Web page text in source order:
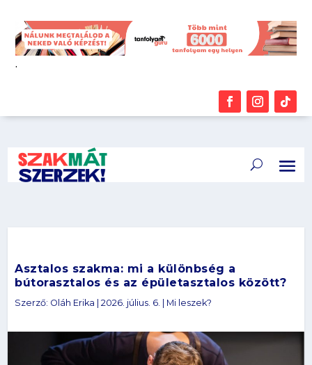
.
Asztalos szakma: mi a különbség a
bútorasztalos és az épületasztalos között?
Szerző: Oláh Erika |2026. július. 6. Mi leszek?